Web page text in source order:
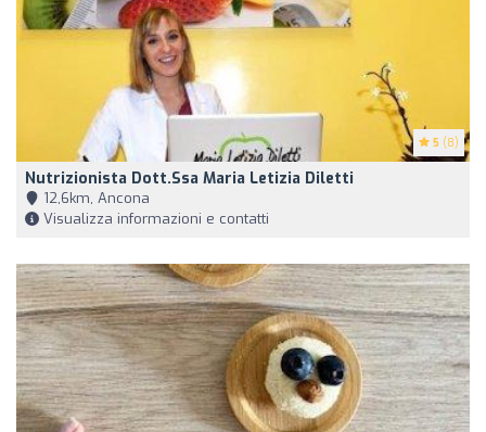
5 (8)
Nutrizionista Dott.ssa Maria Letizia Diletti
12,6km, Ancona
Visualizza informazioni e contatti